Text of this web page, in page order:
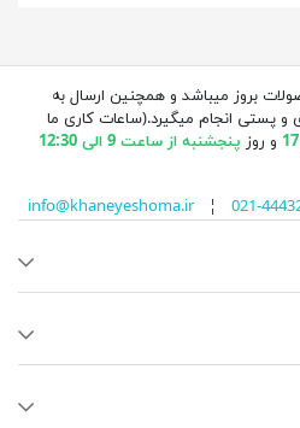
بروز میباشد و همچنین ارسال به
پستی انجام میگیرد.(ساعات کاری ما
و روز پنجشنبه از ساعت 9 الی 12:30
info@khaneyeshoma.ir¦ 021-